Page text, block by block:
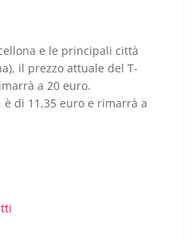
e le principali città
il prezzo attuale del T-
a 20 euro.
è di 11,35 euro e rimarrà a